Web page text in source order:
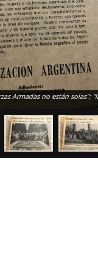
Armadas no están solas";